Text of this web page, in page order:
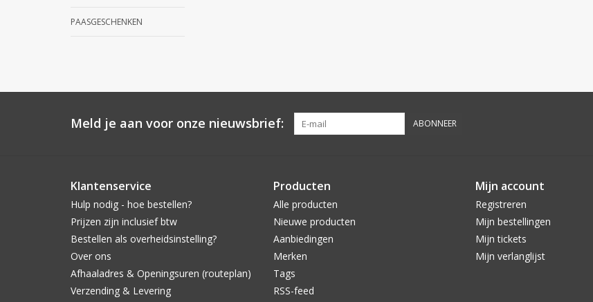
PAASGESCHENKEN
Meld je aan voor onze nieuwsbrief: ABONNEER
Klantenservice
Hulp nodig - hoe bestellen?
Prijzen zijn inclusief btw
Bestellen als overheidsinstelling?
Over ons
Afhaaladres & Openingsuren (routeplan)
Verzending & Levering
Producten
Alle producten
Nieuwe producten
Aanbiedingen
Merken
Tags
RSS-feed
Mijn account
Registreren
Mijn bestellingen
Mijn tickets
Mijn verlanglijst